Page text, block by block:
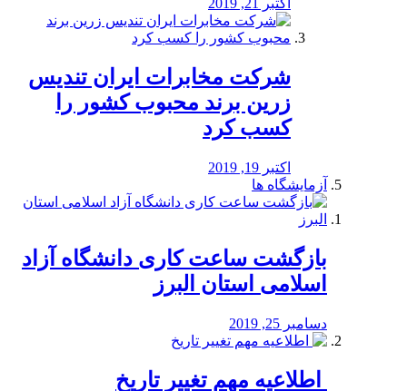
اکتبر 21, 2019
شرکت مخابرات ایران تندیس
زرین برند محبوب کشور را
کسب کرد
اکتبر 19, 2019
آزمایشگاه ها
بازگشت ساعت کاری دانشگاه آزاد
اسلامی استان البرز
دسامبر 25, 2019
️ اطلاعیه مهم تغییر تاریخ